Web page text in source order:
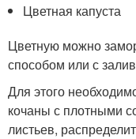
Цветная капуста
Цветную можно
способом или с
Для этого
кочаны с плотными
листьев,